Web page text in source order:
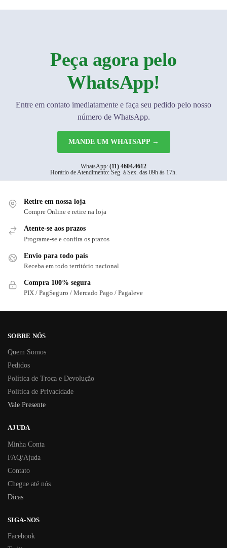
Peça agora pelo
WhatsApp!
Entre em contato imediatamente e faça seu pedido pelo nosso
número de WhatsApp.
MANDE UM WHATSAPP →
WhatsApp: (11) 4604.4612
Horário de Atendimento: Seg. à Sex. das 09h às 17h.
Retire em nossa loja
Compre Online e retire na loja
Atente-se aos prazos
Programe-se e confira os prazos
Envio para todo país
Receba em todo território nacional
Compra 100% segura
PIX / PagSeguro / Mercado Pago / Pagaleve
SOBRE NÓS
Quem Somos
Pedidos
Política de Troca e Devolução
Política de Privacidade
Vale Presente
AJUDA
Minha Conta
FAQ/Ajuda
Contato
Chegue até nós
Dicas
SIGA-NOS
Facebook